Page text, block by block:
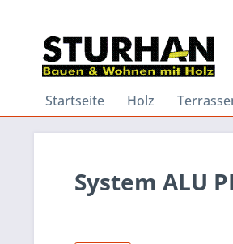
Startseite Holz
System ALU